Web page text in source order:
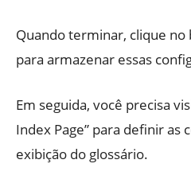
Quando terminar, clique no
para armazenar essas
Em seguida, você precisa
Index Page” para definir as
exibição do glossário.